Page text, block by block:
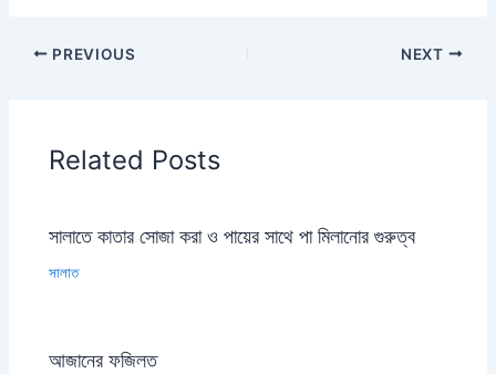
PREVIOUS NEXT
Related Posts
সালাতে কাতার সোজা করা ও পায়ের সাথে পা মিলানোর গুরুত্ব
সালাত
আজানের ফজিলত